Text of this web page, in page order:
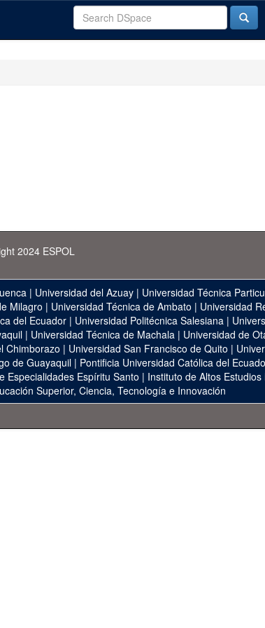
2024 ESPOL
| Universidad del Azuay | Universidad Técnica
Milagro | Universidad Técnica de Ambato | Universidad
del Ecuador| Universidad Politécnica Salesiana|
| Universidad Técnica de Machala | Universidad de
Chimborazo | Universidad San Francisco de Quito |
de Guayaquil | Pontificia Universidad Católica del
Especialidades Espíritu Santo | Instituto de Altos
Superior, Ciencia, Tecnología e Innovación